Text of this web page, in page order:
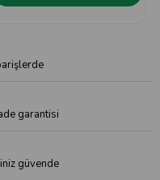
garantisi
güvende